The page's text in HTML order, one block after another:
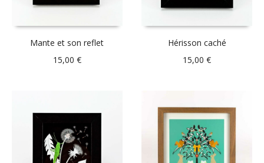
Mante et son reflet
15,00 €
Hérisson caché
15,00€